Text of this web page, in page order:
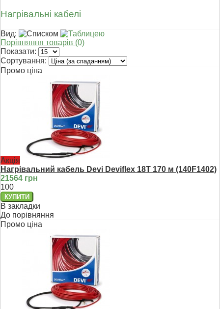
Нагрівальні кабелі
Вид:
Порівняння товарів (0)
Показати:
Сортування:
Промо ціна
Акція
Нагрівальний кабель Devi Deviflex 18T 170 м (140F1402)
21564 грн
100
В закладки
До порівняння
Промо ціна